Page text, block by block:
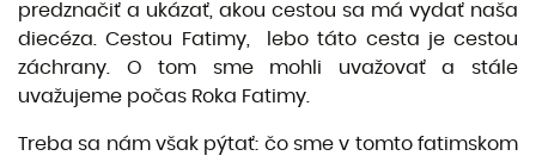
predznačiť a ukázať, akou cestou sa má vydať naša
diecéza. Cestou Fatimy, lebo táto cesta je cestou
záchrany. O tom sme mohli uvažovať a stále
uvažujeme počas Roka Fatimy.
Treba sa nám však pýtať: čo sme v tomto fatimskom